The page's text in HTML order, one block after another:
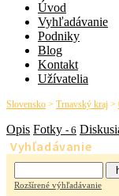
Úvod
Vyhľadávanie
Podniky
Blog
Kontakt
Užívatelia
Slovensko > Trnavský kraj >
Opis Fotky - 6
Vyhľadávanie
Rozšírené výhľadávanie